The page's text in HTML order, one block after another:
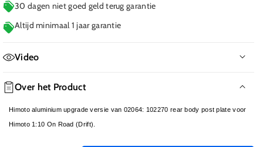
30 dagen niet goed geld terug garantie
Altijd minimaal 1 jaar garantie
Video
Over het Product
Himoto aluminium upgrade versie van 02064: 102270 rear body post plate voor
Himoto 1:10 On Road (Drift).